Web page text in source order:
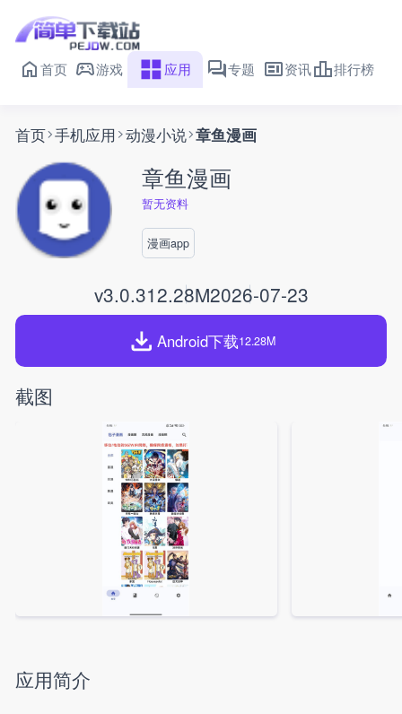
首页 游戏 应用 专题 资讯 排行榜
首页 手机应用 动漫小说 章鱼漫画
章鱼漫画
暂无资料
漫画app
v3.0.312.28M2026-07-23
Android下载12.28M
截图
应用简介